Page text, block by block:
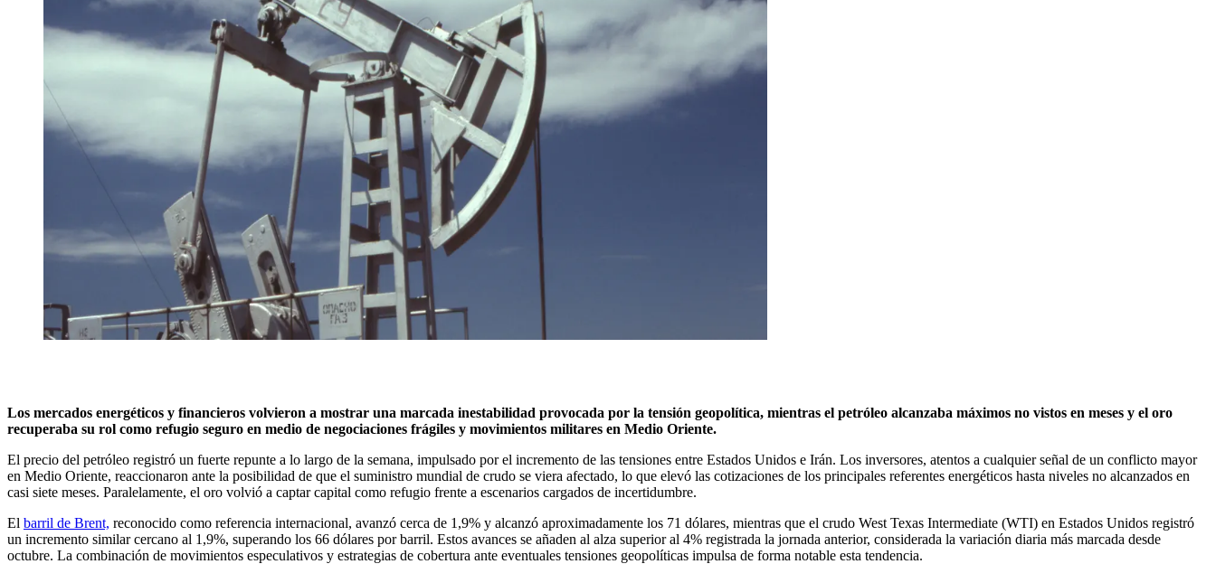
Los mercados energéticos y financieros volvieron a mostrar una marcada inestabilidad provocada por la tensión geopolítica, mientras el petróleo alcanzaba máximos no vistos en meses y el oro
recuperaba su rol como refugio seguro en medio de negociaciones frágiles y movimientos militares en Medio Oriente.
El precio del petróleo registró un fuerte repunte a lo largo de la semana, impulsado por el incremento de las tensiones entre Estados Unidos e Irán. Los inversores, atentos a cualquier señal de un conflicto mayor
en Medio Oriente, reaccionaron ante la posibilidad de que el suministro mundial de crudo se viera afectado, lo que elevó las cotizaciones de los principales referentes energéticos hasta niveles no alcanzados en
casi siete meses. Paralelamente, el oro volvió a captar capital como refugio frente a escenarios cargados de incertidumbre.
El barril de Brent, reconocido como referencia internacional, avanzó cerca de 1,9% y alcanzó aproximadamente los 71 dólares, mientras que el crudo West Texas Intermediate (WTI) en Estados Unidos registró
un incremento similar cercano al 1,9%, superando los 66 dólares por barril. Estos avances se añaden al alza superior al 4% registrada la jornada anterior, considerada la variación diaria más marcada desde
octubre. La combinación de movimientos especulativos y estrategias de cobertura ante eventuales tensiones geopolíticas impulsa de forma notable esta tendencia.